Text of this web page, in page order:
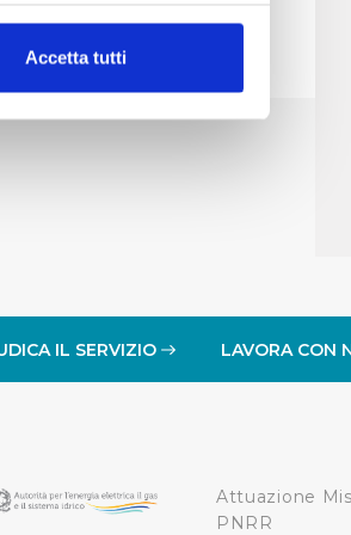
(impronte
che l’Utente ha fornito
i singoli cookie
Accetta tutti
IL SERVIZIO LAVORA CON
Attuazione
PNRR